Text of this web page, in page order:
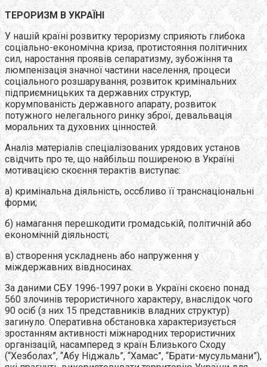
ТЕРОРИЗМ В УКРАЇНІ
У нашій країні розвитку тероризму сприяють глибока
соціально-економічна криза, протистояння політичних
сил, наростання проявів сепаратизму, зубожіння та
люмпенізація значної частини населення, процеси
соціального розшарування, розвиток кримінальних
підприємницьких та державних структур,
корумпованість державного апарату, розвиток
потужного нелегального ринку зброї, девальвація
моральних та духовних цінностей.
Аналіз матеріалів спеціалізованих урядових установ
свідчить про те, що найбільш поширеною в Україні
мотивацією скоєння терактів виступає:
а) кримінальна діяльність, оссбливо її транснаціональні
форми;
б) намагання перешкодити громадській, політичній або
економічній діяльності;
в) створення ускладнень або напруження у
міждержавних вівдносинах.
За даними СБУ 1996-1997 роки в Україні скоєно понад
560 злочинів терористичного характеру, внаслідок чого
90 осіб (з них 15 представників владних структур)
загинуло. Оперативна обстановка характеризується
зростанням активності міжнародних терористичних
організацій, насамперед з країн Близького Сходу
(“Хезболах”, “Абу Ніджаль”, “Хамас”, “Брати-мусульмани”),